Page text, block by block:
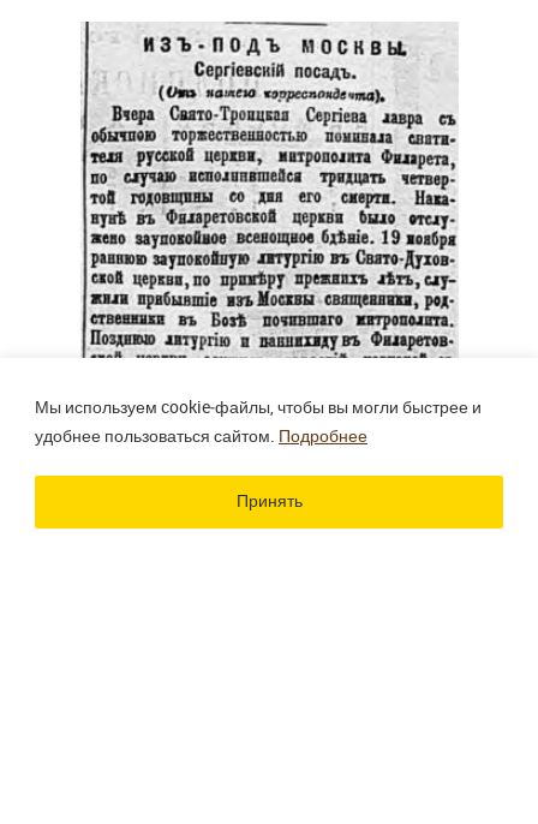
Мы используем cookie‑файлы, чтобы вы могли быстрее и
удобнее пользоваться сайтом. Подробнее
Принять